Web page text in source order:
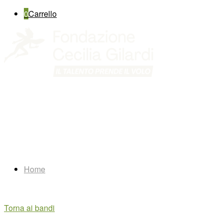
0Carrello
Home
Torna ai bandi